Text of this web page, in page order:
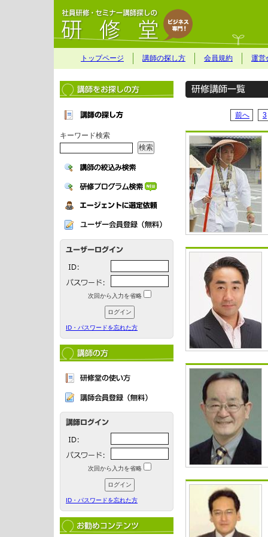
トップページ 講師の探し方 会員規約 運営
キーワード検索
次回から入力を省略
ID・パスワードを忘れた方
次回から入力を省略
ID・パスワードを忘れた方
前へ 3